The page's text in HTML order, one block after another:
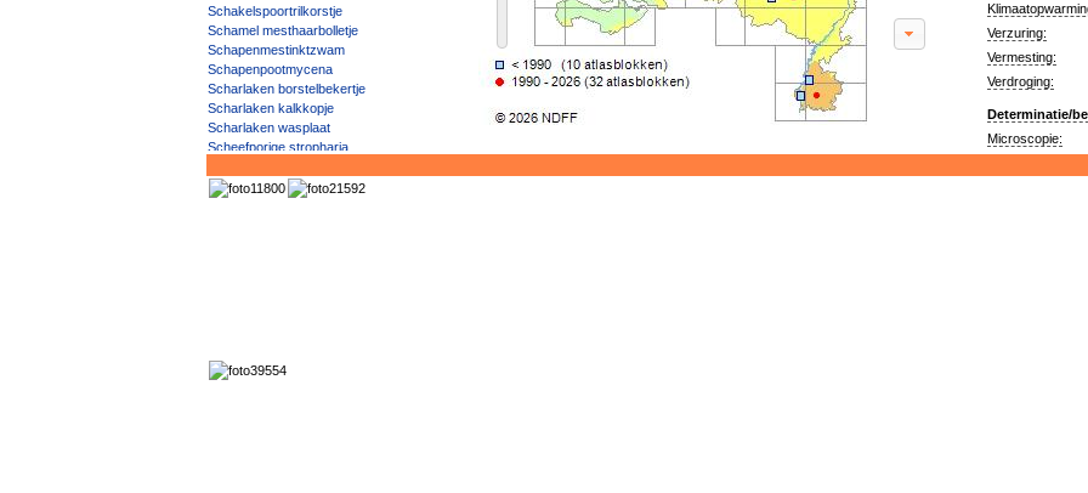
Schakelspoortrilkorstje
Schamel mesthaarbolletje
Schapenmestinktzwam
Schapenpootmycena
Scharlaken borstelbekertje
Scharlaken kalkkopje
Scharlaken wasplaat
Scheefporige stropharia
Scheefsporig mesthaarbolletje
Schelptrechtertje
Schemermenhirzwammetje
Verzuring:
Vermesting:
Verdroging:
Determinatie/
Microscopie: